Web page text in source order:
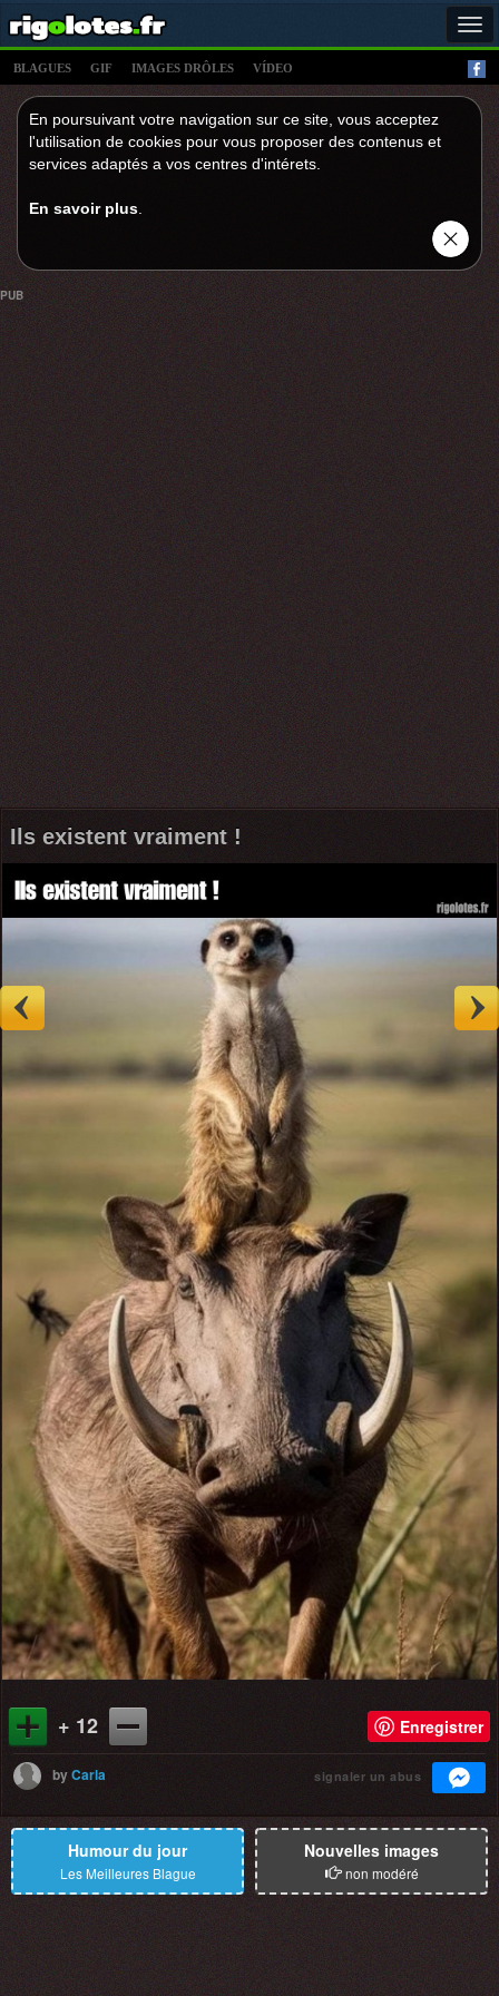
BLAGUES GIF IMAGES DRÔLES VÍDEO
En poursuivant votre navigation sur ce site, vous acceptez
l'utilisation de cookies pour vous proposer des contenus et
services adaptés a vos centres d'intérets.
En savoir plus
PUB
Ils existent vraiment !
+ 12 Enregistrer
byCarla signaler un abus
Humour du jour
Les Meilleures Blague
Nouvelles images
non modéré